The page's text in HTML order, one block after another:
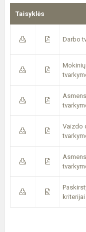
Taisyklės
Darbo
Vaizdo
kriterijai